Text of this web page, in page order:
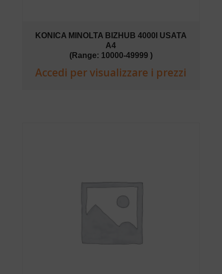
KONICA MINOLTA BIZHUB 4000I USATA
A4
(Range: 10000-49999 )
Accedi per visualizzare i prezzi